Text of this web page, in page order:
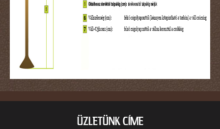
ÜZLETÜNK CÍME